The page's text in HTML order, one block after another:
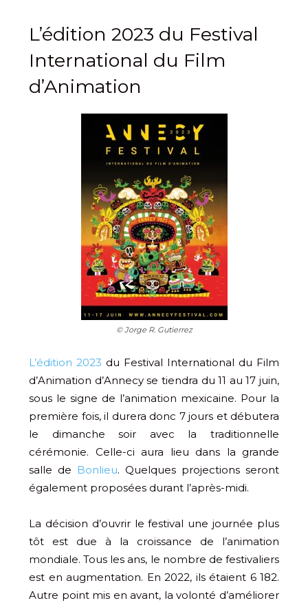
L’édition 2023 du Festival
International du Film
d’Animation
© Jorge R. Gutierrez
L’édition 2023 du Festival International du Film
d’Animation d’Annecy se tiendra du 11 au 17 juin,
sous le signe de l’animation mexicaine. Pour la
première fois, il durera donc 7 jours et débutera
le dimanche soir avec la traditionnelle
cérémonie. Celle-ci aura lieu dans la grande
salle de Bonlieu. Quelques projections seront
également proposées durant l’après-midi.
La décision d’ouvrir le festival une journée plus
tôt est due à la croissance de l’animation
mondiale. Tous les ans, le nombre de festivaliers
est en augmentation. En 2022, ils étaient 6 182.
Autre point mis en avant, la volonté d’améliorer